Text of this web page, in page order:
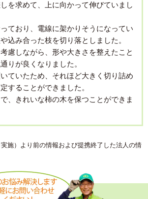
を求めて、上に向かって伸びていまし
ており、電線に架かりそうになってい
込み合った枝を切り落としました。
慮しながら、形や大きさを整えたこと
りが良くなりました。
ていたため、それほど大きく切り詰め
することができました。
、きれいな柿の木を保つことができま
施）より前の情報および提携終了した法人の情